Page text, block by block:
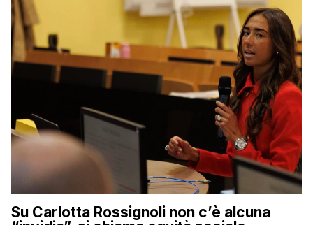
Su Carlotta Rossignoli non c’è alcuna